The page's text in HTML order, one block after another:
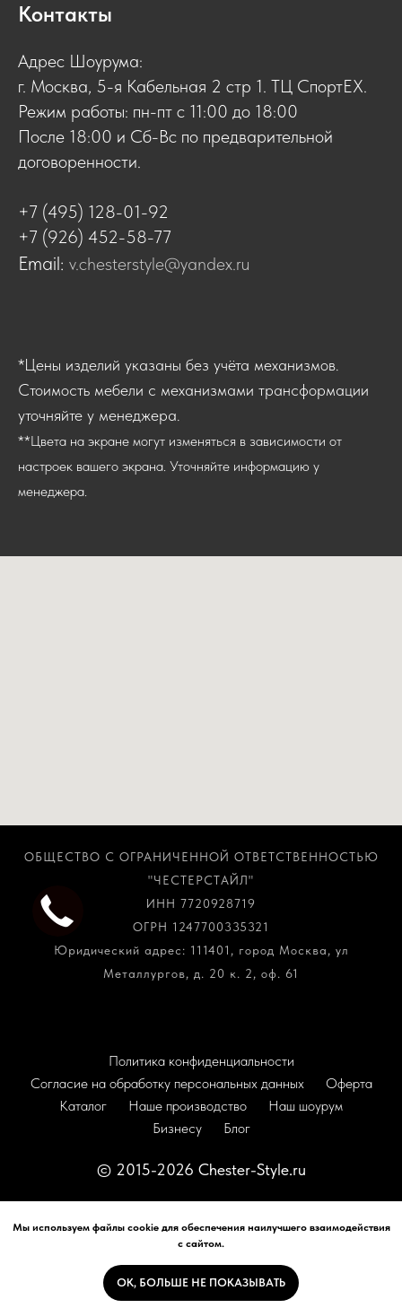
Контакты
Адрес Шоурума:
г. Москва, 5-я Кабельная 2 стр 1. ТЦ СпортЕХ.
Режим работы: пн-пт с 11:00 до 18:00
После 18:00 и Сб-Вс по предварительной
договоренности.
+7 (495) 128-01-92
+7 (926) 452-58-77
Email: v.chesterstyle@yandex.ru
*Цены изделий указаны без учёта механизмов.
Стоимость мебели с механизмами трансформации
уточняйте у менеджера.
**Цвета на экране могут изменяться в зависимости от
настроек вашего экрана. Уточняйте информацию у
менеджера.
ОБЩЕСТВО С ОГРАНИЧЕННОЙ ОТВЕТСТВЕННОСТЬЮ
"ЧЕСТЕРСТАЙЛ"
ИНН 7720928719
ОГРН 1247700335321
Юридический адрес: 111401, город Москва, ул
Металлургов, д. 20 к. 2, оф. 61
Политика конфиденциальности
Согласие на обработку персональных данных
Оферта
Каталог
Наше производство
Наш шоурум
Бизнесу
Блог
© 2015-2026 Chester-Style.ru
Мы используем файлы cookie для обеспечения наилучшего взаимодействия
с сайтом.
OK, БОЛЬШЕ НЕ ПОКАЗЫВАТЬ
Made on Tilda